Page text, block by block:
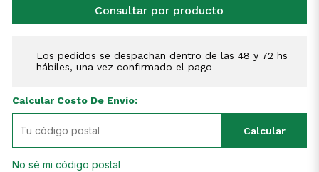
Consultar por producto
Los pedidos se despachan dentro de las 48 y 72 hs
hábiles, una vez confirmado el pago
Calcular Costo De Envío:
Calcular
No sé mi código postal